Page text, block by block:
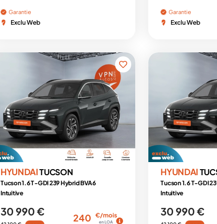
Garantie
Exclu Web
Garantie
Exclu Web
HYUNDAITUCSON
Tucson 1.6 T-GDI 239 Hybrid BVA6
Intuitive
30 990 €
240 €/mois
en LOA
HYUNDAI
Tucson 1.6 T-GDI
Intuitive
30 990 €